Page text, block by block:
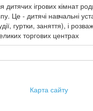
дитячих ігрових кімнат
Це - дитячі навчальні
гуртки, заняття), і
торгових центрах
Карта сайту